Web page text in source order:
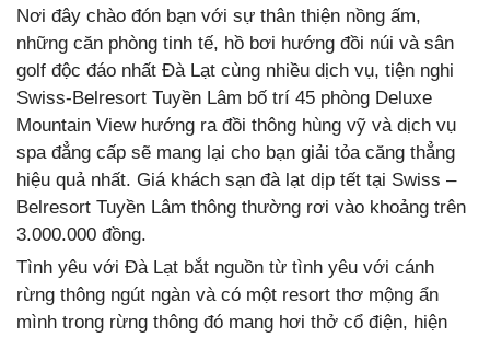
Nơi đây chào đón bạn với sự thân thiện nồng ấm,
những căn phòng tinh tế, hồ bơi hướng đồi núi và sân
golf độc đáo nhất Đà Lạt cùng nhiều dịch vụ, tiện nghi
Swiss-Belresort Tuyền Lâm bố trí 45 phòng Deluxe
Mountain View hướng ra đồi thông hùng vỹ và dịch vụ
spa đẳng cấp sẽ mang lại cho bạn giải tỏa căng thẳng
hiệu quả nhất. Giá khách sạn đà lạt dịp tết tại Swiss –
Belresort Tuyền Lâm thông thường rơi vào khoảng trên
3.000.000 đồng.
Tình yêu với Đà Lạt bắt nguồn từ tình yêu với cánh
rừng thông ngút ngàn và có một resort thơ mộng ẩn
mình trong rừng thông đó mang hơi thở cổ điện, hiện